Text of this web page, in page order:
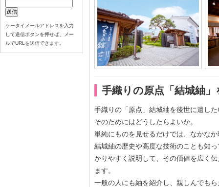
手織りの原点「結城紬」
手織りの「原点」結城紬を後世に遺した
そのためにはどうしたらよいか。
単純にものを見せるだけでは、なかな
結城紬の歴史や高度な技術のことも知
かりやすく説明して、その価値を広く
ます。
一般の人にも紬を紹介し、親しんでも
ケータイメールアドレスを入力
して送信ボタンを押せば、メー
ルでURLを送信できます。